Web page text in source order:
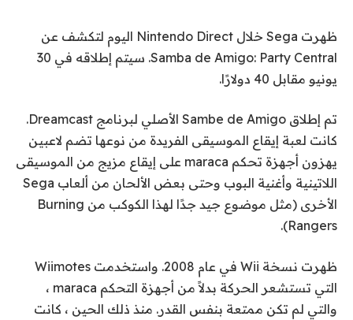
ظهرت Sega خلال Nintendo Direct اليوم لتكشف عن
Samba de Amigo: Party Central. سيتم إطلاقه في 30
يونيو مقابل 40 دولارًا.
تم إطلاق Sambe de Amigo الأصلي لبرنامج Dreamcast.
كانت لعبة إيقاع الموسيقى الفريدة من نوعها تضم ​​لاعبين
يهزون أجهزة تحكم maraca على إيقاع مزيج من الموسيقى
اللاتينية وأغنية البوب ​​وحتى بعض الألحان من ألعاب Sega
الأخرى (مثل موضوع جيد جدًا لهذا الكوكب من Burning
Rangers).
ظهرت نسخة Wii في عام 2008. واستخدمت Wiimotes
التي تستشعر الحركة بدلاً من أجهزة التحكم maraca ،
والتي لم تكن ممتعة بنفس القدر. منذ ذلك الحين ، كانت